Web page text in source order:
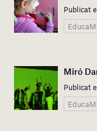
Publicat
Miró
Publicat